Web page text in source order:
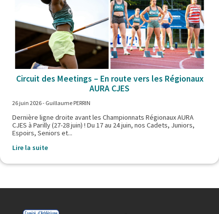
Circuit des Meetings – En route vers les Régionaux
AURA CJES
26 juin 2026- Guillaume PERRIN
Dernière ligne droite avant les Championnats Régionaux AURA
CJES à Parilly (27-28 juin) ! Du 17 au 24 juin, nos Cadets, Juniors,
Espoirs, Seniors et...
Lire la suite